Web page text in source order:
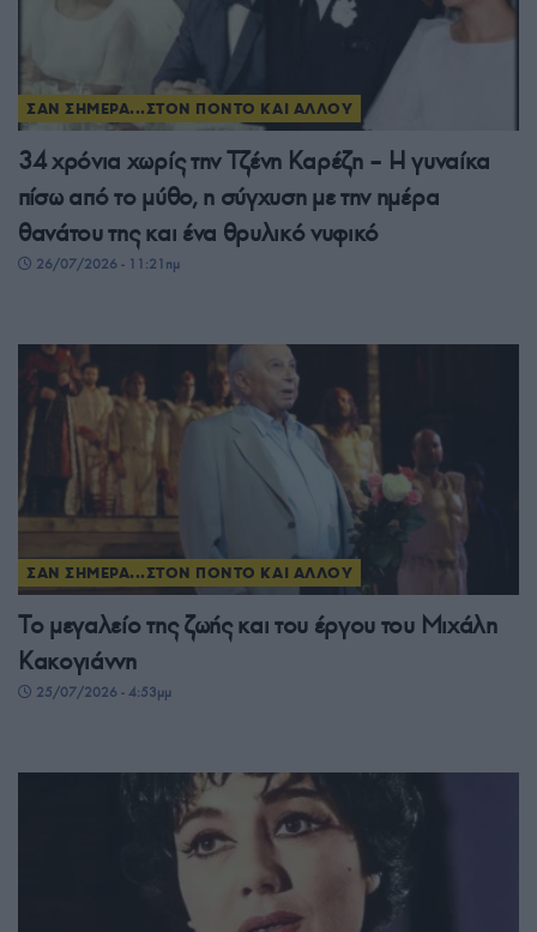
ΣΑΝ ΣΗΜΕΡΑ...ΣΤΟΝ ΠΟΝΤΟ ΚΑΙ ΑΛΛΟΥ
34 χρόνια χωρίς την Τζένη Καρέζη – Η γυναίκα
πίσω από το μύθο, η σύγχυση με την ημέρα
θανάτου της και ένα θρυλικό νυφικό
26/07/2026 - 11:21πμ
ΣΑΝ ΣΗΜΕΡΑ...ΣΤΟΝ ΠΟΝΤΟ ΚΑΙ ΑΛΛΟΥ
Το μεγαλείο της ζωής και του έργου του Μιχάλη
Κακογιάννη
25/07/2026 - 4:53μμ